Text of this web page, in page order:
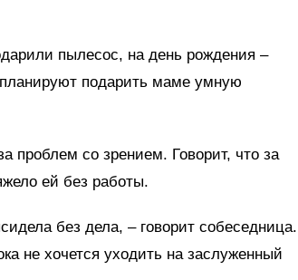
пылесос, на день рождения –
подарить маме умную
проблем со зрением. Говорит, что за
ей без работы.
без дела, – говорит собеседница.
не хочется уходить на заслуженный